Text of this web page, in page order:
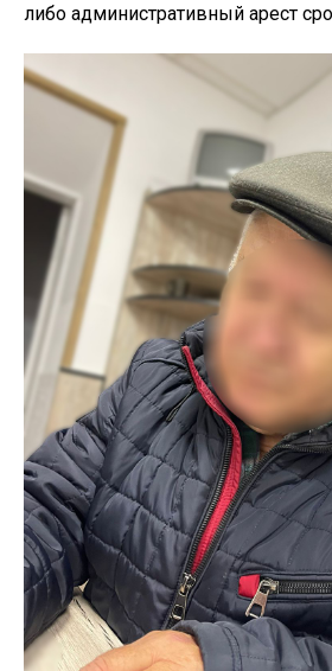
либо административный арест